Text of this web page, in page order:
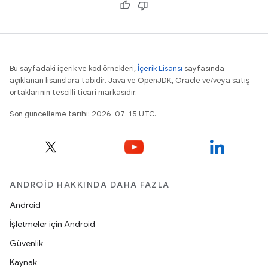
Bu sayfadaki içerik ve kod örnekleri, İçerik Lisansı sayfasında
açıklanan lisanslara tabidir. Java ve OpenJDK, Oracle ve/veya satış
ortaklarının tescilli ticari markasıdır.
Son güncelleme tarihi: 2026-07-15 UTC.
ANDROID HAKKINDA DAHA FAZLA
Android
İşletmeler için Android
Güvenlik
Kaynak